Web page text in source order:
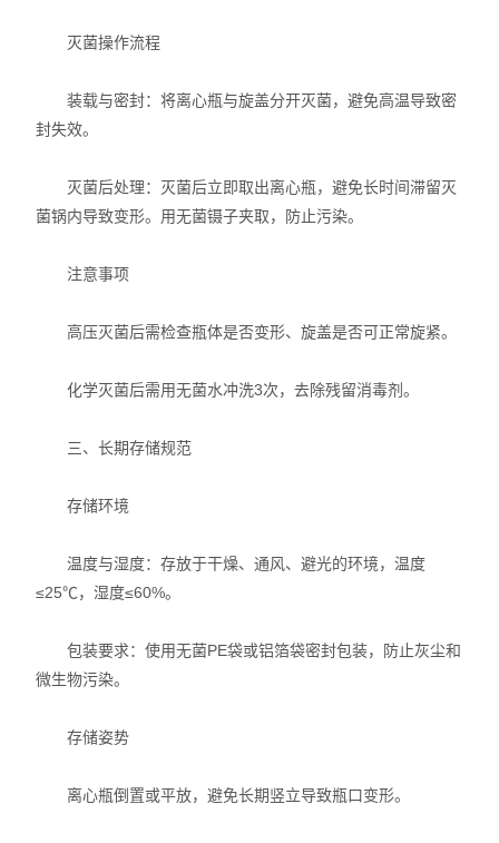
灭菌操作流程
装载与密封：将离心瓶与旋盖分开灭菌，避免高温导致密
封失效。
灭菌后处理：灭菌后立即取出离心瓶，避免长时间滞留灭
菌锅内导致变形。用无菌镊子夹取，防止污染。
注意事项
高压灭菌后需检查瓶体是否变形、旋盖是否可正常旋紧。
化学灭菌后需用无菌水冲洗3次，去除残留消毒剂。
三、长期存储规范
存储环境
温度与湿度：存放于干燥、通风、避光的环境，温度
≤25℃，湿度≤60%。
包装要求：使用无菌PE袋或铝箔袋密封包装，防止灰尘和
微生物污染。
存储姿势
离心瓶倒置或平放，避免长期竖立导致瓶口变形。